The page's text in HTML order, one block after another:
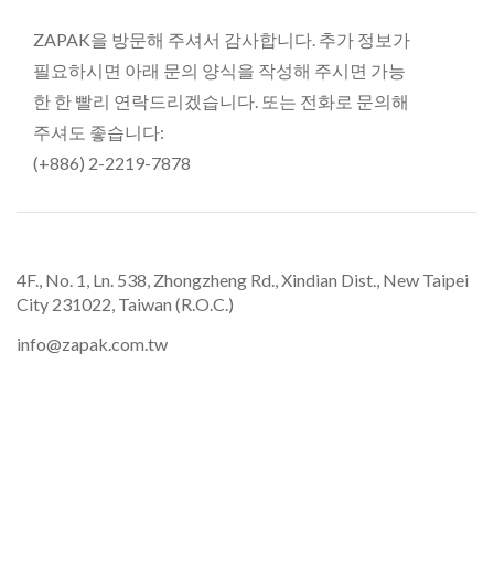
ZAPAK을 방문해 주셔서 감사합니다. 추가 정보가
필요하시면 아래 문의 양식을 작성해 주시면 가능
한 한 빨리 연락드리겠습니다. 또는 전화로 문의해
주셔도 좋습니다:
(+886) 2-2219-7878
4F., No. 1, Ln. 538, Zhongzheng Rd., Xindian Dist., New Taipei
City 231022, Taiwan (R.O.C.)
info@zapak.com.tw